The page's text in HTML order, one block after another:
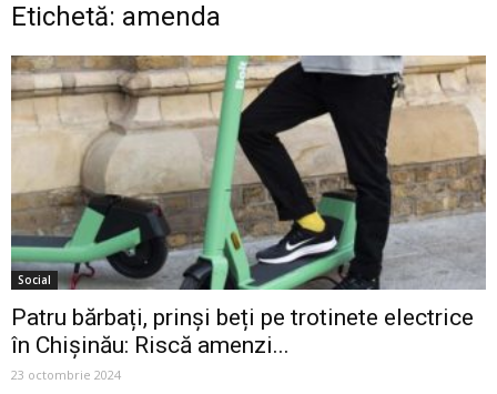
Etichetă: amenda
Social
Patru bărbați, prinși beți pe trotinete electrice
în Chișinău: Riscă amenzi...
23 octombrie 2024